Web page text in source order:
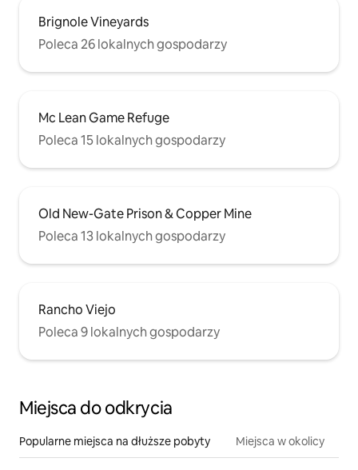
Brignole Vineyards
Poleca 26 lokalnych gospodarzy
Mc Lean Game Refuge
Poleca 15 lokalnych gospodarzy
Old New-Gate Prison & Copper Mine
Poleca 13 lokalnych gospodarzy
Rancho Viejo
Poleca 9 lokalnych gospodarzy
Miejsca do odkrycia
Popularne miejsca na dłuższe pobyty Miejsca w okolicy